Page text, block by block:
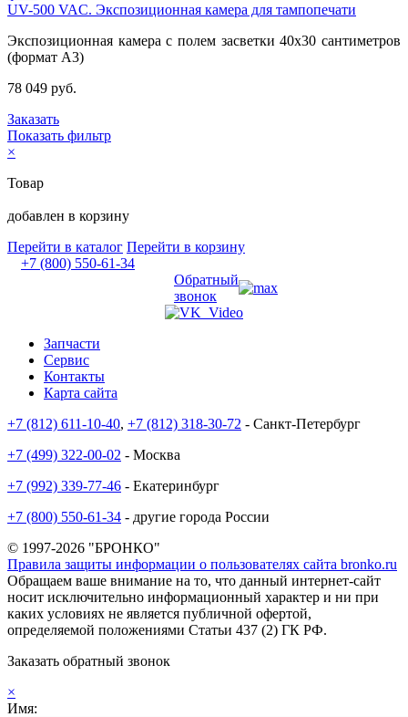
UV-500 VAC. Экспозиционная камера для тампопечати
Экспозиционная камера с полем засветки 40х30 сантиметров
(формат А3)
78 049 руб.
Заказать
Показать фильтр
×
Товар
добавлен в корзину
Перейти в каталог Перейти в корзину
+7 (800) 550-61-34
Обратный
звонок
Запчасти
Сервис
Контакты
Карта сайта
+7 (812) 611-10-40, +7 (812) 318-30-72 - Санкт-Петербург
+7 (499) 322-00-02 - Москва
+7 (992) 339-77-46 - Екатеринбург
+7 (800) 550-61-34 - другие города России
© 1997-2026 "БРОНКО"
Правила защиты информации о пользователях сайта bronko.ru
Обращаем ваше внимание на то, что данный интернет-сайт
носит исключительно информационный характер и ни при
каких условиях не является публичной офертой,
определяемой положениями Статьи 437 (2) ГК РФ.
Заказать обратный звонок
×
Имя: